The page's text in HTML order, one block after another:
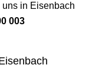
in Eisenbach
003